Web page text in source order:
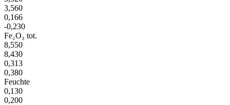
3,560
0,166
-0,230
Fe₂O₃ tot.
8,550
8,430
0,313
0,380
Feuchte
0,130
0,200